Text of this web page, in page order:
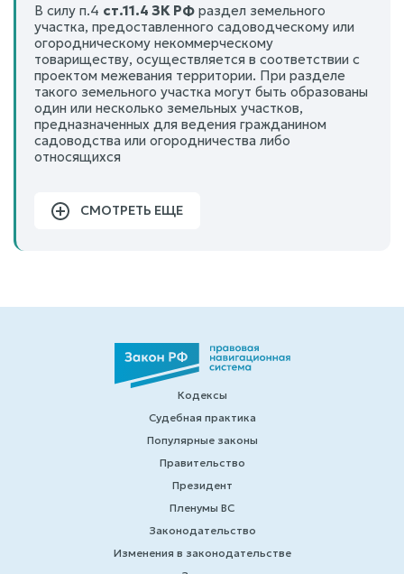
В силу п.4 ст.11.4 ЗК РФ раздел земельного
участка, предоставленного садоводческому или
огородническому некоммерческому
товариществу, осуществляется в соответствии с
проектом межевания территории. При разделе
такого земельного участка могут быть образованы
один или несколько земельных участков,
предназначенных для ведения гражданином
садоводства или огородничества либо
относящихся
СМОТРЕТЬ ЕЩЕ
Кодексы
Судебная практика
Популярные законы
Правительство
Президент
Пленумы ВС
Законодательство
Изменения в законодательстве